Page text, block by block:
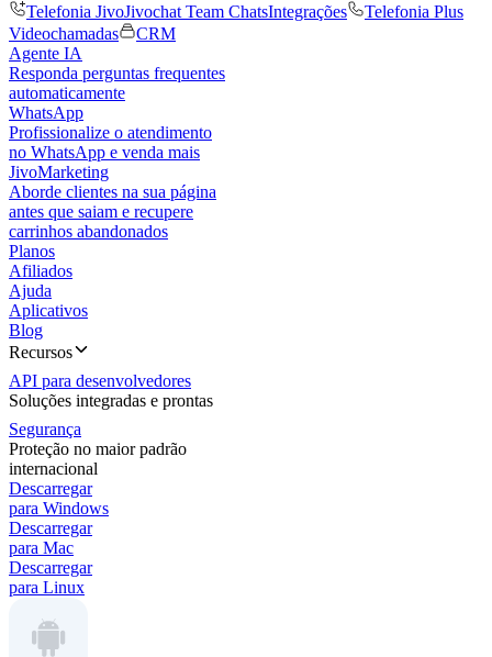
Telefonia JivoJivochat Team ChatsIntegrações
Telefonia Plus
Videochamadas
CRM
Agente IA
Responda perguntas frequentes
automaticamente
WhatsApp
Profissionalize o atendimento
no WhatsApp e venda mais
JivoMarketing
Aborde clientes na sua página
antes que saiam e recupere
carrinhos abandonados
Planos
Afiliados
Ajuda
Aplicativos
Blog
Recursos
API para desenvolvedores
Soluções integradas e prontas
Segurança
Proteção no maior padrão
internacional
Descarregar
para Windows
Descarregar
para Mac
Descarregar
para Linux